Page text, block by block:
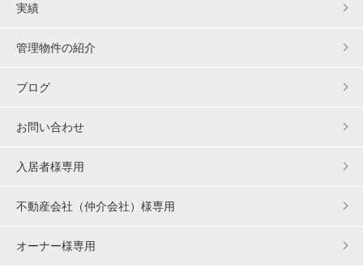
実績
管理物件の紹介
ブログ
お問い合わせ
入居者様専用
不動産会社（仲介会社）様専用
オーナー様専用